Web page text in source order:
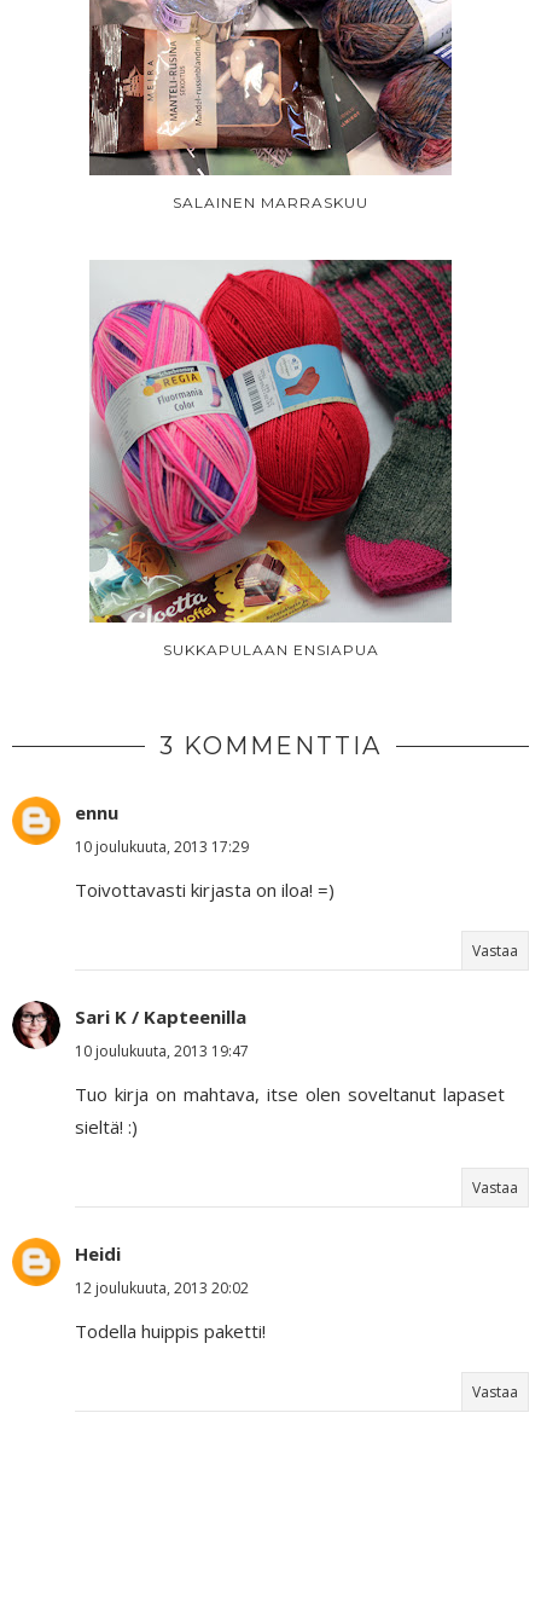
SALAINEN MARRASKUU
SUKKAPULAAN ENSIAPUA
3 KOMMENTTIA
ennu
10 joulukuuta, 2013 17:29
Toivottavasti kirjasta on iloa! =)
Vastaa
Sari K / Kapteenilla
10 joulukuuta, 2013 19:47
Tuo kirja on mahtava, itse olen soveltanut lapaset
sieltä! :)
Vastaa
Heidi
12 joulukuuta, 2013 20:02
Todella huippis paketti!
Vastaa